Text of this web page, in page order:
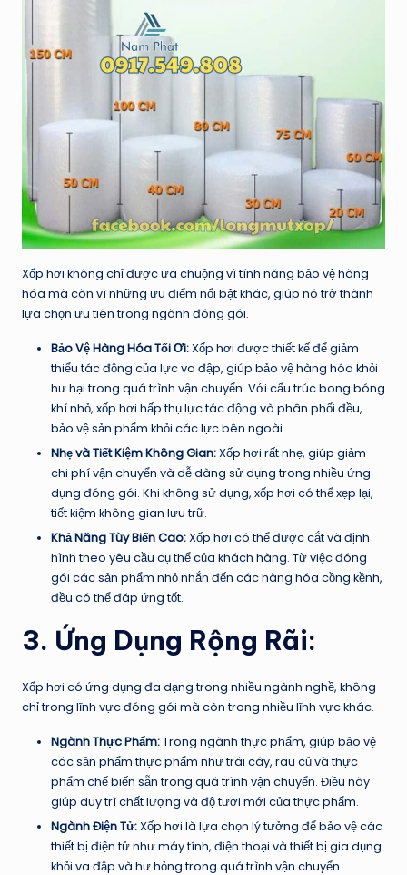
Xốp hơi không chỉ được ưa chuộng vì tính năng bảo vệ hàng
hóa mà còn vì những ưu điểm nổi bật khác, giúp nó trở thành
lựa chọn ưu tiên trong ngành đóng gói.
Bảo Vệ Hàng Hóa Tối Ơi:Xốp hơi được thiết kế để giảm
thiểu tác động của lực va đập, giúp bảo vệ hàng hóa khỏi
hư hại trong quá trình vận chuyển. Với cấu trúc bong bóng
khí nhỏ, xốp hơi hấp thụ lực tác động và phân phối đều,
bảo vệ sản phẩm khỏi các lực bên ngoài.
Nhẹ và Tiết Kiệm Không Gian:Xốp hơi rất nhẹ, giúp giảm
chi phí vận chuyển và dễ dàng sử dụng trong nhiều ứng
dụng đóng gói. Khi không sử dụng, xốp hơi có thể xẹp lại,
tiết kiệm không gian lưu trữ.
Khả Năng Tùy Biến Cao:Xốp hơi có thể được cắt và định
hình theo yêu cầu cụ thể của khách hàng. Từ việc đóng
gói các sản phẩm nhỏ nhắn đến các hàng hóa cồng kềnh,
đều có thể đáp ứng tốt.
3. Ứng Dụng Rộng Rãi:
Xốp hơi có ứng dụng đa dạng trong nhiều ngành nghề, không
chỉ trong lĩnh vực đóng gói mà còn trong nhiều lĩnh vực khác.
Ngành Thực Phẩm:Trong ngành thực phẩm, giúp bảo vệ
các sản phẩm thực phẩm như trái cây, rau củ và thực
phẩm chế biến sẵn trong quá trình vận chuyển. Điều này
giúp duy trì chất lượng và độ tươi mới của thực phẩm.
Ngành Điện Tử:Xốp hơi là lựa chọn lý tưởng để bảo vệ các
thiết bị điện tử như máy tính, điện thoại và thiết bị gia dụng
khỏi va đập và hư hỏng trong quá trình vận chuyển.